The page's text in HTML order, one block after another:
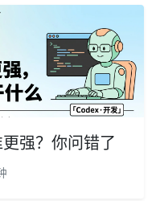
强？你问错了